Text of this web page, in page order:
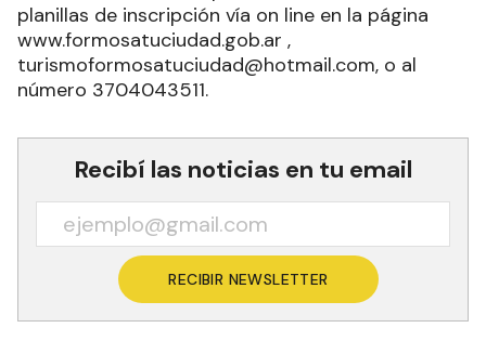
planillas de inscripción vía on line en la página
www.formosatuciudad.gob.ar ,
turismoformosatuciudad@hotmail.com, o al
número 3704043511.
Recibí las noticias en tu email
RECIBIR NEWSLETTER